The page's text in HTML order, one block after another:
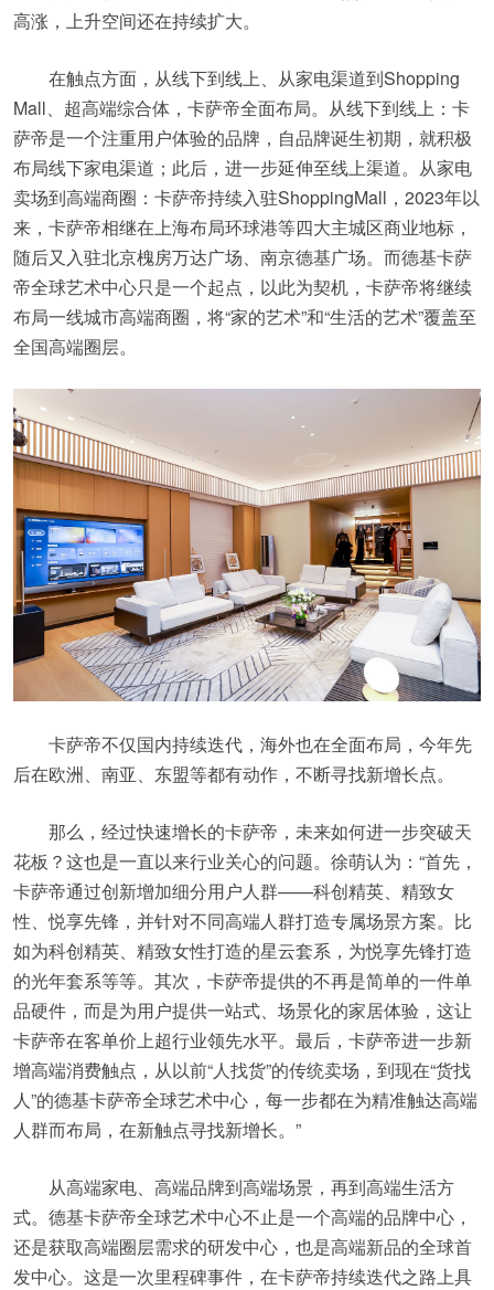
高涨，上升空间还在持续扩大。
在触点方面，从线下到线上、从家电渠道到Shopping
Mall、超高端综合体，卡萨帝全面布局。从线下到线上：卡
萨帝是一个注重用户体验的品牌，自品牌诞生初期，就积极
布局线下家电渠道；此后，进一步延伸至线上渠道。从家电
卖场到高端商圈：卡萨帝持续入驻ShoppingMall，2023年以
来，卡萨帝相继在上海布局环球港等四大主城区商业地标，
随后又入驻北京槐房万达广场、南京德基广场。而德基卡萨
帝全球艺术中心只是一个起点，以此为契机，卡萨帝将继续
布局一线城市高端商圈，将“家的艺术”和“生活的艺术”覆盖至
全国高端圈层。
卡萨帝不仅国内持续迭代，海外也在全面布局，今年先
后在欧洲、南亚、东盟等都有动作，不断寻找新增长点。
那么，经过快速增长的卡萨帝，未来如何进一步突破天
花板？这也是一直以来行业关心的问题。徐萌认为：“首先，
卡萨帝通过创新增加细分用户人群——科创精英、精致女
性、悦享先锋，并针对不同高端人群打造专属场景方案。比
如为科创精英、精致女性打造的星云套系，为悦享先锋打造
的光年套系等等。其次，卡萨帝提供的不再是简单的一件单
品硬件，而是为用户提供一站式、场景化的家居体验，这让
卡萨帝在客单价上超行业领先水平。最后，卡萨帝进一步新
增高端消费触点，从以前“人找货”的传统卖场，到现在“货找
人”的德基卡萨帝全球艺术中心，每一步都在为精准触达高端
人群而布局，在新触点寻找新增长。”
从高端家电、高端品牌到高端场景，再到高端生活方
式。德基卡萨帝全球艺术中心不止是一个高端的品牌中心，
还是获取高端圈层需求的研发中心，也是高端新品的全球首
发中心。这是一次里程碑事件，在卡萨帝持续迭代之路上具